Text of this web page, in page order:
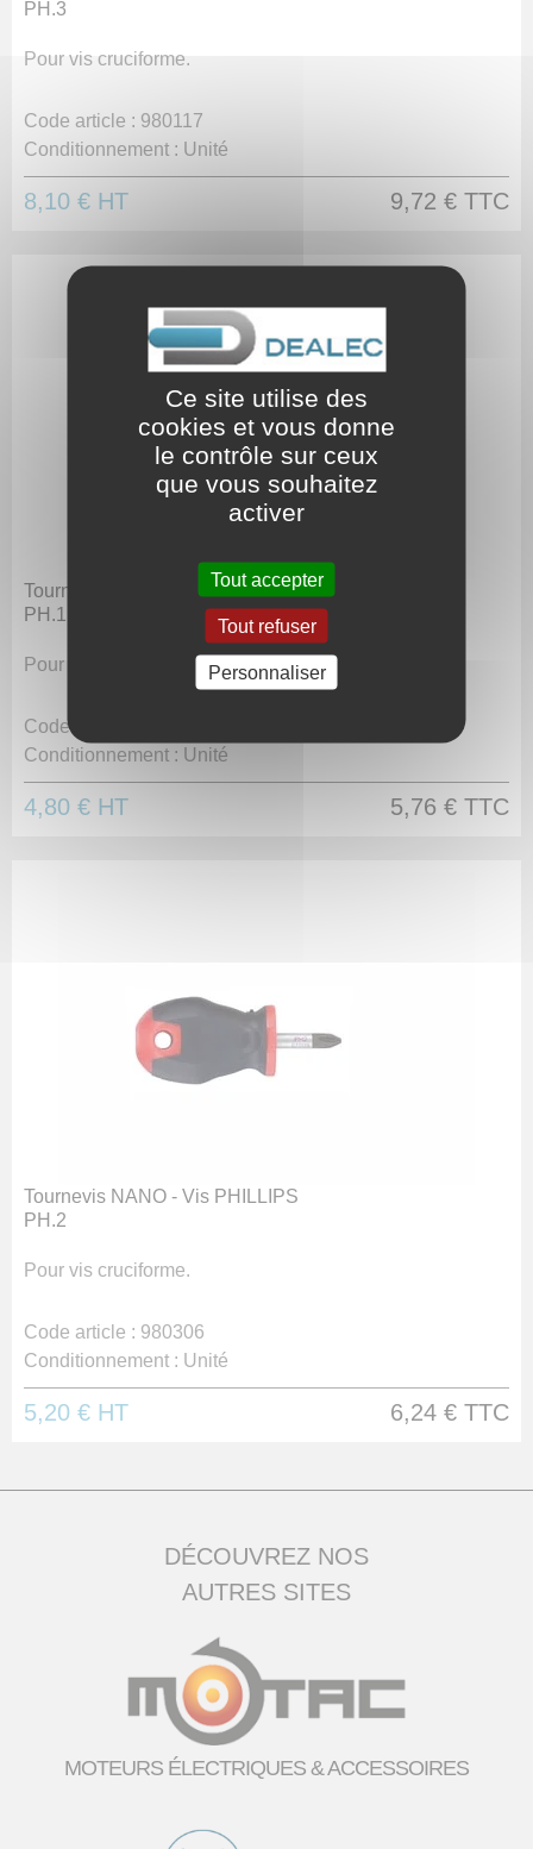
PH.3
Pour vis cruciforme.
Code article : 980117
Conditionnement : Unité
8,10 € HT 9,72 € TTC
Tournevis NANO - Vis PHILLIPS
PH.1
Pour vis cruciforme.
Code article :
Conditionnement : Unité
4,80 € HT 5,76 € TTC
Tournevis NANO - Vis PHILLIPS
PH.2
Pour vis cruciforme.
Code article : 980306
Conditionnement : Unité
5,20 € HT 6,24 € TTC
DÉCOUVREZ NOS
AUTRES SITES
MOTEURS ÉLECTRIQUES & ACCESSOIRES
Ce site utilise des
cookies et vous donne
le contrôle sur ceux
que vous souhaitez
activer
Tout accepter
Tout refuser
Personnaliser